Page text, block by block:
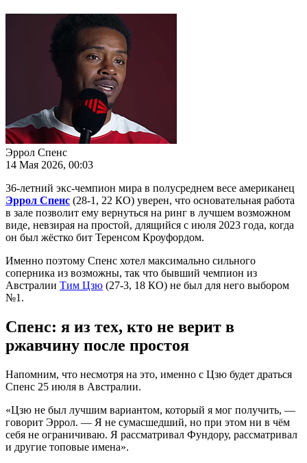
Эррол Спенс
14 Мая 2026, 00:03
36-летний экс-чемпион мира в полусреднем весе американец
Эррол Спенс (28-1, 22 КО) уверен, что основательная работа
в зале позволит ему вернуться на ринг в лучшем возможном
виде, невзирая на простой, длящийся с июля 2023 года, когда
он был жёстко бит Теренсом Кроуфордом.
Именно поэтому Спенс хотел максимально сильного
соперника из возможны, так что бывший чемпион из
Австралии Тим Цзю (27-3, 18 КО) не был для него выбором
№1.
Спенс: я из тех, кто не верит в
ржавчину после простоя
Напомним, что несмотря на это, именно с Цзю будет драться
Спенс 25 июля в Австралии.
«Цзю не был лучшим вариантом, который я мог получить, —
говорит Эррол. — Я не сумасшедший, но при этом ни в чём
себя не ограничиваю. Я рассматривал Фундору, рассматривал
и другие топовые имена».